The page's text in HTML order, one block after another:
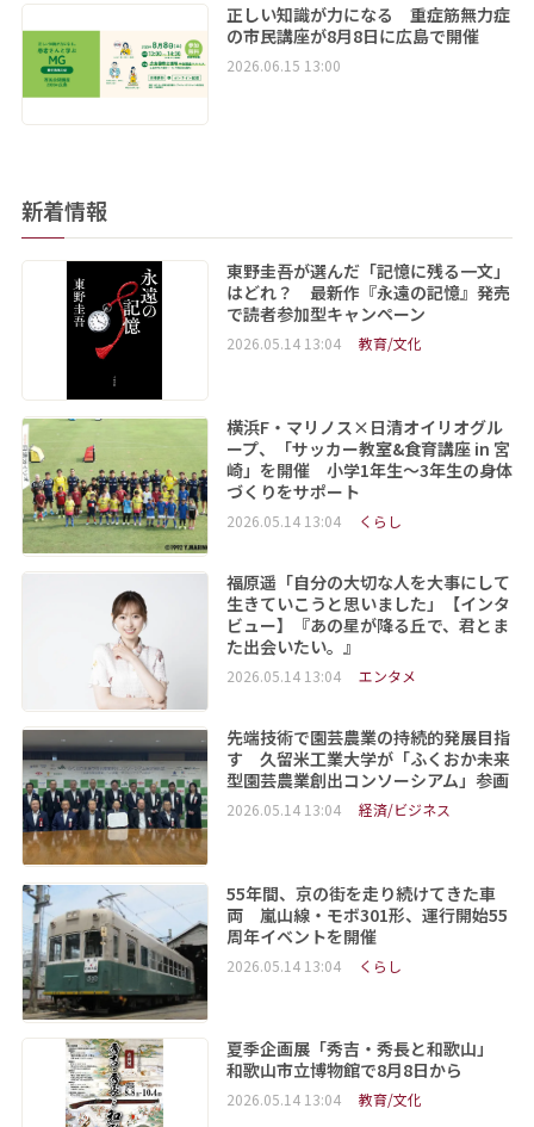
正しい知識が力になる 重症筋無力症
の市民講座が8月8日に広島で開催
2026.06.15 13:00
新着情報
東野圭吾が選んだ「記憶に残る一文」
はどれ？ 最新作『永遠の記憶』発売
で読者参加型キャンペーン
2026.05.14 13:04 教育/文化
横浜F・マリノス×日清オイリオグル
ープ、「サッカー教室&食育講座 in 宮
崎」を開催 小学1年生～3年生の身体
づくりをサポート
2026.05.14 13:04 くらし
福原遥「自分の大切な人を大事にして
生きていこうと思いました」【インタ
ビュー】『あの星が降る丘で、君とま
た出会いたい。』
2026.05.14 13:04 エンタメ
先端技術で園芸農業の持続的発展目指
す 久留米工業大学が「ふくおか未来
型園芸農業創出コンソーシアム」参画
2026.05.14 13:04 経済/ビジネス
55年間、京の街を走り続けてきた車
両 嵐山線・モボ301形、運行開始55
周年イベントを開催
2026.05.14 13:04 くらし
夏季企画展「秀吉・秀長と和歌山」
和歌山市立博物館で8月8日から
2026.05.14 13:04 教育/文化